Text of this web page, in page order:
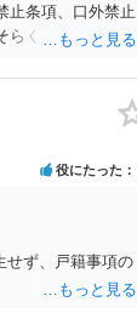
止条項、口外禁止
らく、警察が事件
いと考えたほうが
るだけ示談書に入
務妨害や不法行
数）と「事実」
立します。 この
当者1人に話す
相談してしまう
、相談者さんが
、業務妨害や不法
役にたった
せず、戸籍事項の